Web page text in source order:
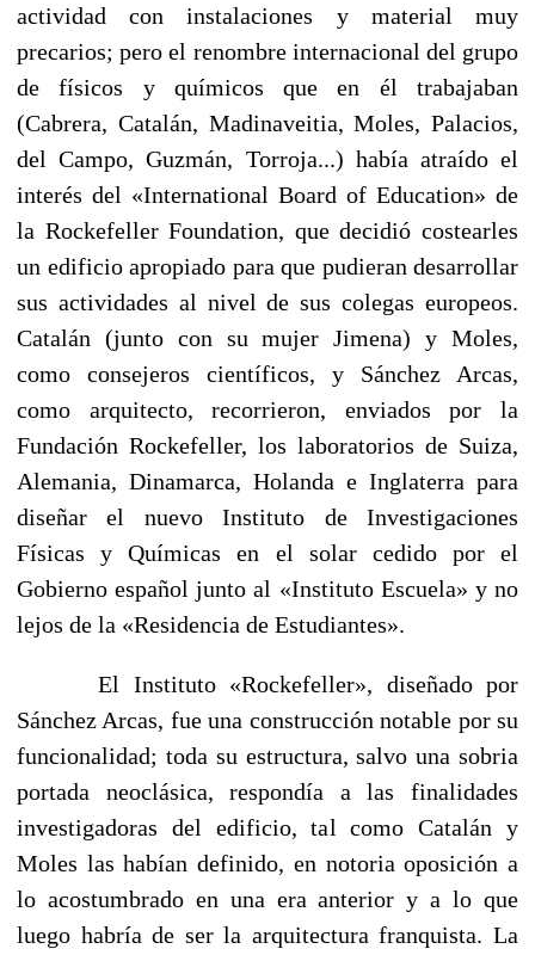
actividad con instalaciones y material muy
precarios; pero el renombre internacional del grupo
de físicos y químicos que en él trabajaban
(Cabrera, Catalán, Madinaveitia, Moles, Palacios,
del Campo, Guzmán, Torroja...) había atraído el
interés del «Interna­tional Board of Education» de
la Rockefeller Foundation, que de­cidió costearles
un edificio apropiado para que pudieran desarrollar
sus actividades al nivel de sus colegas europeos.
Catalán (junto con su mujer Jimena) y Moles,
como consejeros científicos, y Sánchez Arcas,
como arquitecto, recorrieron, enviados por la
Fundación Rockefeller, los laboratorios de Suiza,
Alemania, Dinamarca, Holanda e Inglaterra para
diseñar el nuevo Instituto de Investiga­ciones
Físicas y Químicas en el solar cedido por el
Gobierno español junto al «Instituto Escuela» y no
lejos de la «Residencia de Estudiantes».
El Instituto «Rockefeller», diseñado por
Sánchez Arcas, fue una construcción notable por su
funcionalidad; toda su estructura, salvo una sobria
portada neoclásica, respondía a las finalidades
investigadoras del edificio, tal como Catalán y
Moles las habían definido, en notoria oposición a
lo acostumbrado en una era anterior y a lo que
luego habría de ser la arquitectura franquista. La